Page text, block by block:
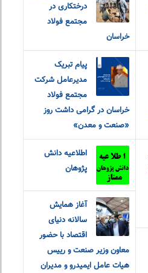
درختکاری در
مجتمع فولاد
خراسان
پیام تبریک
مدیرعامل شرکت
مجتمع فولاد
خراسان در گرامی داشت روز
«صنعت و معدن»
اطلاعیه دانش
پژوهان
آغاز همایش
سالانه دنیای
اقتصاد با حضور
معاون وزیر صنعت و رییس
هیات عامل ایمیدرو و مدیران